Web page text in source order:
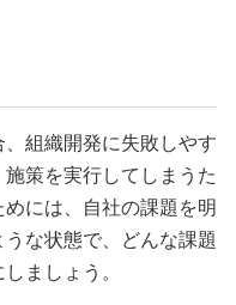
組織開発に失敗しやす
策を実行してしまうた
には、自社の課題を明
な状態で、どんな課題
ましょう。